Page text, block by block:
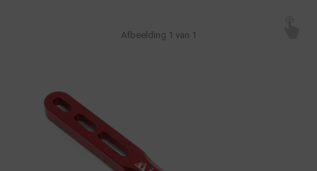
Afbeelding 1 van 1